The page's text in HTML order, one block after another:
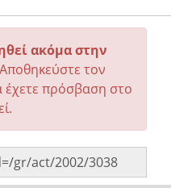
ακόμα στην
Αποθηκεύστε τον
πρόσβαση στο